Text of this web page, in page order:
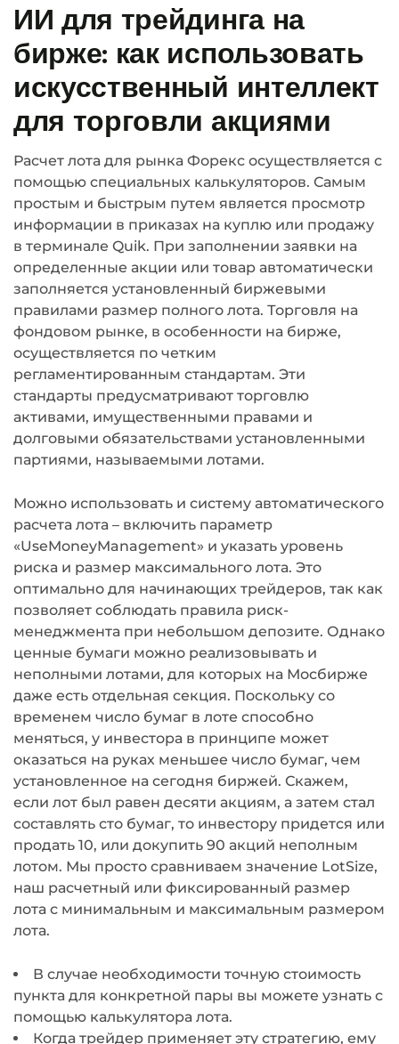
ИИ для трейдинга на
бирже: как использовать
искусственный интеллект
для торговли акциями
Расчет лота для рынка Форекс осуществляется с
помощью специальных калькуляторов. Самым
простым и быстрым путем является просмотр
информации в приказах на куплю или продажу
в терминале Quik. При заполнении заявки на
определенные акции или товар автоматически
заполняется установленный биржевыми
правилами размер полного лота. Торговля на
фондовом рынке, в особенности на бирже,
осуществляется по четким
регламентированным стандартам. Эти
стандарты предусматривают торговлю
активами, имущественными правами и
долговыми обязательствами установленными
партиями, называемыми лотами.
Можно использовать и систему автоматического
расчета лота – включить параметр
«UseMoneyManagement» и указать уровень
риска и размер максимального лота. Это
оптимально для начинающих трейдеров, так как
позволяет соблюдать правила риск-
менеджмента при небольшом депозите. Однако
ценные бумаги можно реализовывать и
неполными лотами, для которых на Мосбирже
даже есть отдельная секция. Поскольку со
временем число бумаг в лоте способно
меняться, у инвестора в принципе может
оказаться на руках меньшее число бумаг, чем
установленное на сегодня биржей. Скажем,
если лот был равен десяти акциям, а затем стал
составлять сто бумаг, то инвестору придется или
продать 10, или докупить 90 акций неполным
лотом. Мы просто сравниваем значение LotSize,
наш расчетный или фиксированный размер
лота с минимальным и максимальным размером
лота.
В случае необходимости точную стоимость
пункта для конкретной пары вы можете узнать с
помощью калькулятора лота.
Когда трейдер применяет эту стратегию, ему